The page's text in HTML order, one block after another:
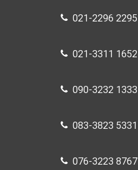
021-2296 2295
021-3311 1652
090-3232 1333
083-3823 5331
076-3223 8767